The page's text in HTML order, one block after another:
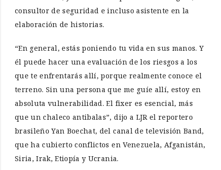
consultor de seguridad e incluso asistente en la
elaboración de historias.
“En general, estás poniendo tu vida en sus manos. Y
él puede hacer una evaluación de los riesgos a los
que te enfrentarás allí, porque realmente conoce el
terreno. Sin una persona que me guíe allí, estoy en
absoluta vulnerabilidad. El fixer es esencial, más
que un chaleco antibalas”, dijo a LJR el reportero
brasileño Yan Boechat, del canal de televisión Band,
que ha cubierto conflictos en Venezuela, Afganistán,
Siria, Irak, Etiopía y Ucrania.